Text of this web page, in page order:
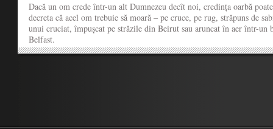
Dacă un om crede într-un alt Dumnezeu decît noi, credința oarbă poate
decreta că acel om trebuie să moară – pe cruce, pe rug, străpuns de
unui cruciat, împușcat pe străzile din Beirut sau aruncat în aer într-un
Belfast.